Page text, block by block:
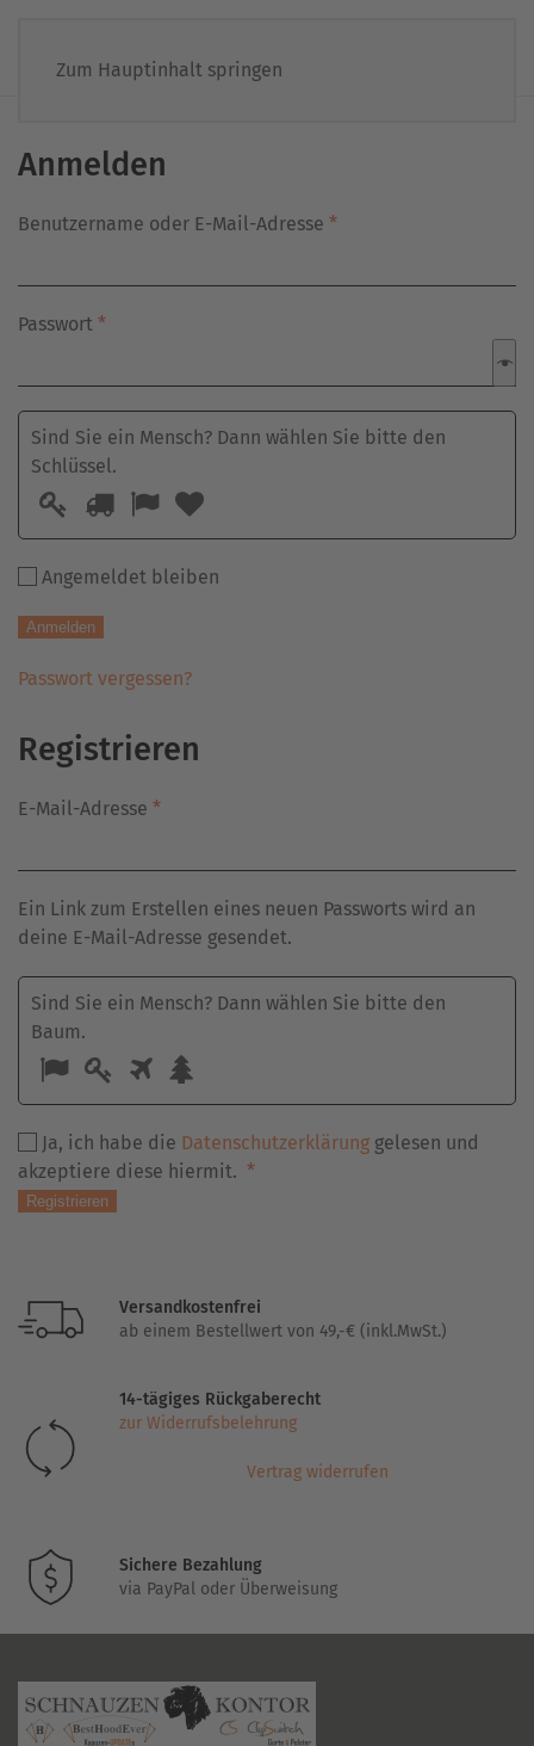
Zum Hauptinhalt springen
Anmelden
Benutzername oder E-Mail-Adresse *Erforderlich
Passwort *Erforderlich
Sind Sie ein Mensch? Dann wählen Sie bitte den
Schlüssel.
Mensch?
2 3
Angemeldet bleiben
Anmelden
Passwort vergessen?
Registrieren
E-Mail-Adresse *Erforderlich
Ein Link zum Erstellen eines neuen Passworts wird an
deine E-Mail-Adresse gesendet.
Sind Sie ein Mensch? Dann wählen Sie bitte den
Baum.
Mensch?
Dann
Baum.
1 2 3
Ja, ich habe die Datenschutzerklärung gelesen und
akzeptiere diese hiermit. *Erforderlich
Registrieren
Versandkostenfrei
ab einem Bestellwert von 49,-€ (inkl.MwSt.)
14-tägiges Rückgaberecht
zur Widerrufsbelehrung
Vertrag widerrufen
Sichere Bezahlung
via PayPal oder Überweisung